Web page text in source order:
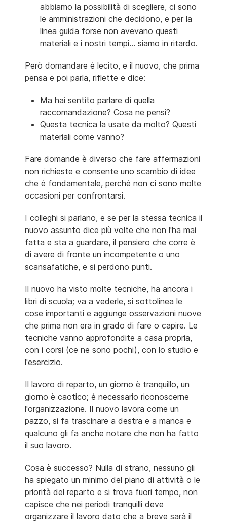
abbiamo la possibilità di scegliere, ci sono
le amministrazioni che decidono, e per la
linea guida forse non avevano questi
materiali e i nostri tempi... siamo in ritardo.
Però domandare è lecito, e il nuovo, che prima
pensa e poi parla, riflette e dice:
Ma hai sentito parlare di quella
raccomandazione? Cosa ne pensi?
Questa tecnica la usate da molto? Questi
materiali come vanno?
Fare domande è diverso che fare affermazioni
non richieste e consente uno scambio di idee
che è fondamentale, perché non ci sono molte
occasioni per confrontarsi.
I colleghi si parlano, e se per la stessa tecnica il
nuovo assunto dice più volte che non l'ha mai
fatta e sta a guardare, il pensiero che corre è
di avere di fronte un incompetente o uno
scansafatiche, e si perdono punti.
Il nuovo ha visto molte tecniche, ha ancora i
libri di scuola; va a vederle, si sottolinea le
cose importanti e aggiunge osservazioni nuove
che prima non era in grado di fare o capire. Le
tecniche vanno approfondite a casa propria,
con i corsi (ce ne sono pochi), con lo studio e
l'esercizio.
Il lavoro di reparto, un giorno è tranquillo, un
giorno è caotico; è necessario riconoscerne
l'organizzazione. Il nuovo lavora come un
pazzo, si fa trascinare a destra e a manca e
qualcuno gli fa anche notare che non ha fatto
il suo lavoro.
Cosa è successo? Nulla di strano, nessuno gli
ha spiegato un minimo del piano di attività o le
priorità del reparto e si trova fuori tempo, non
capisce che nei periodi tranquilli deve
organizzare il lavoro dato che a breve sarà il